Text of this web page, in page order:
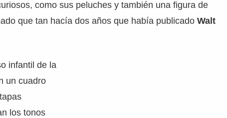
como sus peluches y también una figura de
que tan hacía dos años que había publicadoWalt
infantil de la
un cuadro
los tonos